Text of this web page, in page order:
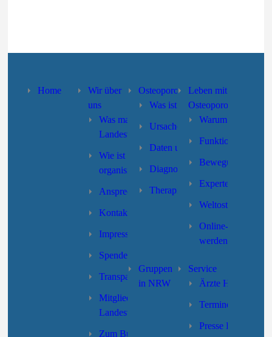
Home
Wir über
uns
Was macht der
Landesverband?
Wie ist der Landesverband
organisiert?
Ansprechpartner/innen
Kontakt
Impressum
Spenden
Transparenz
Mitgliedschaft des
Landesverbandes
Zum Bundesverband
Osteoporose
Was ist Osteoporose?
Ursachen und Risikofaktoren
Daten und Fakten
Diagnose
Therapie
Leben mit
Osteoporose
Warum Selbsthilfe
Funktionstraining
Bewegung/
Expertensuche
Online-Formular
werden”
Gruppen
in NRW
Service
Ärzte Hotline
Termine
Presse LV-NRW